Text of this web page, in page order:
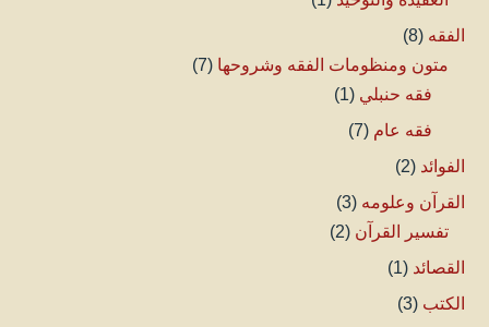
الفقه (8)
متون ومنظومات الفقه وشروحها (7)
فقه حنبلي (1)
فقه عام (7)
الفوائد (2)
القرآن وعلومه (3)
تفسير القرآن (2)
القصائد (1)
الكتب (3)